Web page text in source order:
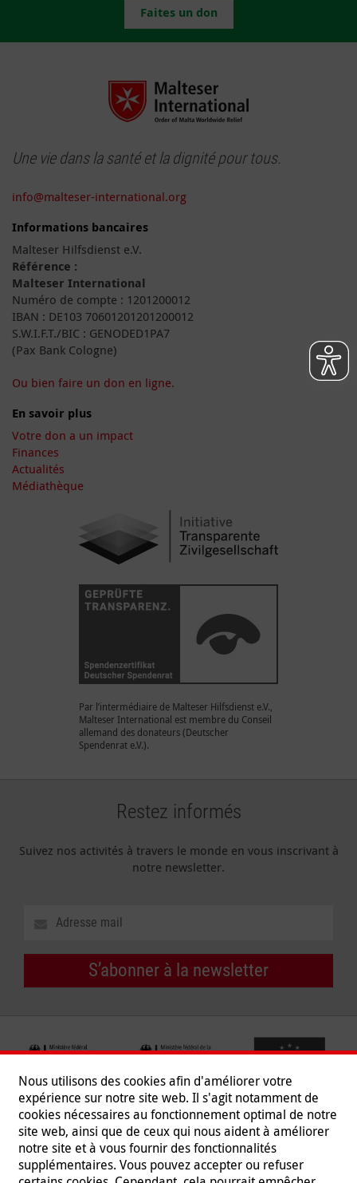
Faites un don
Une vie dans la santé et la dignité pour tous.
info@malteser-international.org
Informations bancaires
Malteser Hilfsdienst e.V.
Référence :
Malteser International
Numéro de compte : 1201200012
IBAN : DE103 70601201201200012
S.W.I.F.T./BIC : GENODED1PA7
(Pax Bank Cologne)
Ou bien faire un don en ligne.
En savoir plus
Votre don a un impact
Finances
Actualités
Médiathèque
Par l’intermédiaire de Malteser Hilfsdienst e.V.,
Malteser International est membre du Conseil
allemand des donateurs (Deutscher
Spendenrat e.V.).
Restez informés
Suivez nos activités à travers le monde en vous inscrivant à
notre newsletter.
S’abonner à la newsletter
Nous utilisons des cookies afin d'améliorer votre
expérience sur notre site web. Il s'agit notamment de
cookies nécessaires au fonctionnement optimal de notre
site web, ainsi que de ceux qui nous aident à améliorer
notre site et à vous fournir des fonctionnalités
supplémentaires. Vous pouvez accepter ou refuser